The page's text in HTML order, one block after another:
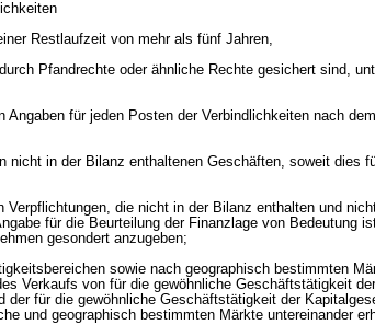
Restlaufzeit von mehr als fünf Jahren,
Pfandrechte oder ähnliche Rechte gesichert sind,
für jeden Posten der Verbindlichkeiten nach dem
nicht in der Bilanz enthaltenen Geschäften, soweit dies
die nicht in der Bilanz enthalten und
für die Beurteilung der Finanzlage von Bedeutung
gesondert anzugeben;
sowie nach geographisch bestimmten
Verkaufs von für die gewöhnliche Geschäftstätigkeit der
der für die gewöhnliche Geschäftstätigkeit der
und geographisch bestimmten Märkte untereinander